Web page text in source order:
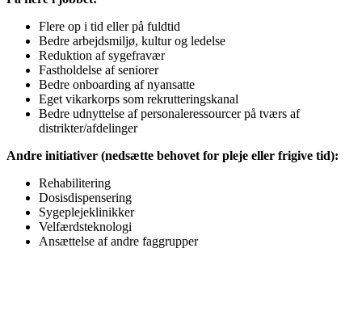
Flere op i tid eller på fuldtid
Bedre arbejdsmiljø, kultur og ledelse
Reduktion af sygefravær
Fastholdelse af seniorer
Bedre onboarding af nyansatte
Eget vikarkorps som rekrutteringskanal
Bedre udnyttelse af personaleressourcer på tværs af
distrikter/afdelinger
Andre initiativer (nedsætte behovet for pleje eller frigive tid):
Rehabilitering
Dosisdispensering
Sygeplejeklinikker
Velfærdsteknologi
Ansættelse af andre faggrupper